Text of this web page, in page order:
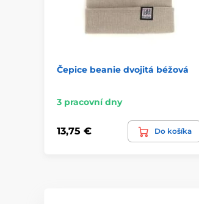
Čepice beanie dvojitá béžová
3 pracovní dny
13,75 € Do košíka